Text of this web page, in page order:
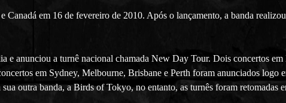
em 16 de fevereiro de 2010. Após o lançamento, a banda
anunciou a turnê nacional chamada New Day Tour. Dois concertos
em Sydney, Melbourne, Brisbane e Perth foram anunciados logo
outra banda, a Birds of Tokyo, no entanto, as turnês foram retomadas